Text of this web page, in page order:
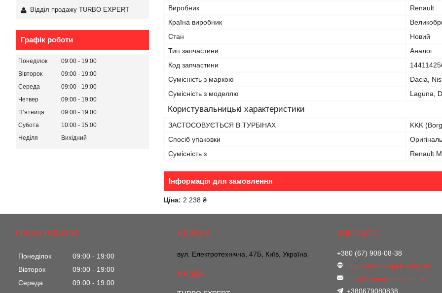
Виробник
Renault
Країна виробник
Стан
Новий
Тип запчастини
Аналог
Код запчастини
Сумісність з маркою
Dacia,
Сумісність з моделлю
Laguna,
Користувальницькі характеристики
ЗАСТОСОВУЄТЬСЯ В ТУРБІНАХ
KKK
Спосіб упаковки
Сумісність з
Renault
Інформація для замовлення
Ціна: 2 238 ₴
Відділ продажу TURBO EXPERT
Графік роботи
Понеділок 09:00
19:00
Вівторок
09:00
19:00
Середа
09:00
19:00
Четвер
09:00
19:00
Пʼятниця
09:00
19:00
Субота
10:00
15:00
Неділя
Вихідний
ГРАФІК РОБОТИ
Понеділок 09:00
19:00
Вівторок
09:00
19:00
Середа
09:00
19:00
вул. Електротехнічна, 47Б, Київ, Україна
+380 (67) 908-08-38
https://turboexpert.com.ua/
info@turboexpert.com.ua
+380679080838